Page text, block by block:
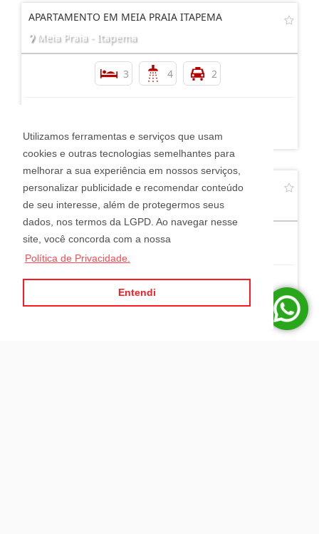
Utilizamos ferramentas e serviços que usam
cookies e outras tecnologias semelhantes para
melhorar a sua experiência em nossos serviços,
personalizar publicidade e recomendar conteúdo
de seu interesse, além de protegermos seus
dados, nos termos da LGPD. Ao navegar nesse
site, você concorda com a nossa
Política de Privacidade.
Entendi
APARTAMENTO EM MEIA PRAIA ITAPEMA
Meia Praia - Itapema
3 4 2
R$ 2.200.000,00
APARTAMENTO MOBILIADO NA MEIA PRAIA EM
ITAPEMA
Meia Praia - Itapema
3 7
R$ 3.500.000,00